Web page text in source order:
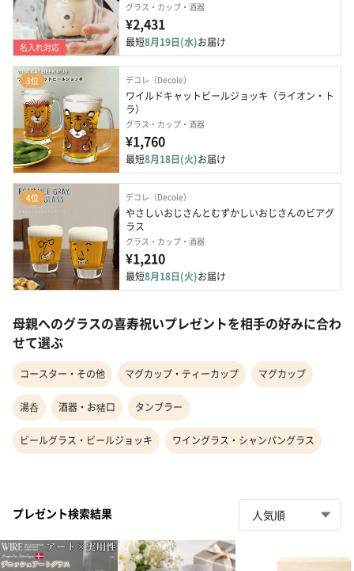
名入れ対応
グラス・カップ・酒器
¥2,431
最短8月19日(水)お届け
3位 デコレ（Decole）
ワイルドキャットビールジョッキ（ライオン・ト
ラ）
グラス・カップ・酒器
¥1,760
最短8月18日(火)お届け
4位 デコレ（Decole）
やさしいおじさんとむずかしいおじさんのビアグ
ラス
グラス・カップ・酒器
¥1,210
最短8月18日(火)お届け
母親へのグラスの喜寿祝いプレゼントを相手の好みに合わ
せて選ぶ
コースター・その他 マグカップ・ティーカップ マグカップ
湯呑 酒器・お猪口 タンブラー
ビールグラス・ビールジョッキ ワイングラス・シャンパングラス
プレゼント検索結果